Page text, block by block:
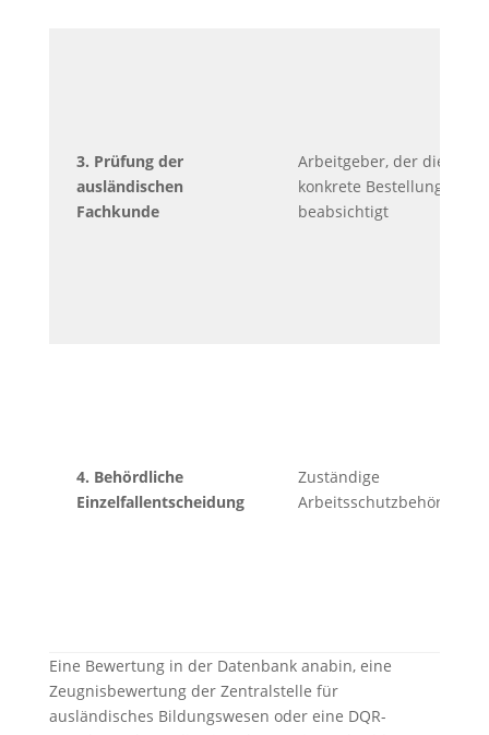
3. Prüfung der
ausländischen
Fachkunde
Arbeitgeber, der die
konkrete Bestellung
beabsichtigt
4. Behördliche
Einzelfallentscheidung
Zuständige
Arbeitsschutzbehörde
Eine Bewertung in der Datenbank anabin, eine
Zeugnisbewertung der Zentralstelle für
ausländisches Bildungswesen oder eine DQR-